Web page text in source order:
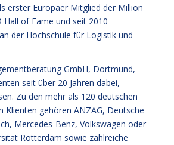
erster Europäer Mitglied der Million
of Fame und seit 2010
der Hochschule für Logistik und
GmbH, Dortmund,
seit über 20 Jahren dabei,
Zu den mehr als 120 deutschen
Klienten gehören ANZAG, Deutsche
Mercedes-Benz, Volkswagen oder
Rotterdam sowie zahlreiche